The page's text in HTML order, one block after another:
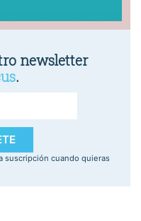
newsletter
.
suscripción cuando quieras